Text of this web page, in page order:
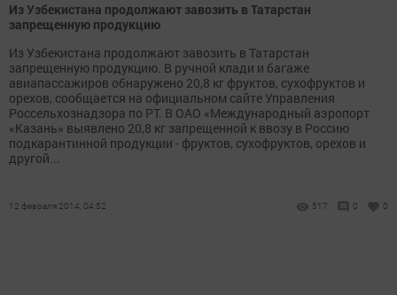
Из Узбекистана продолжают завозить в Татарстан
запрещенную продукцию
Из Узбекистана продолжают завозить в Татарстан
запрещенную продукцию. В ручной клади и багаже
авиапассажиров обнаружено 20,8 кг фруктов, сухофруктов и
орехов, сообщается на официальном сайте Управления
Россельхознадзора по РТ. В ОАО «Международный аэропорт
«Казань» выявлено 20,8 кг запрещенной к ввозу в Россию
подкарантинной продукции - фруктов, сухофруктов, орехов и
другой...
12 февраля 2014, 04:52 517 0 0